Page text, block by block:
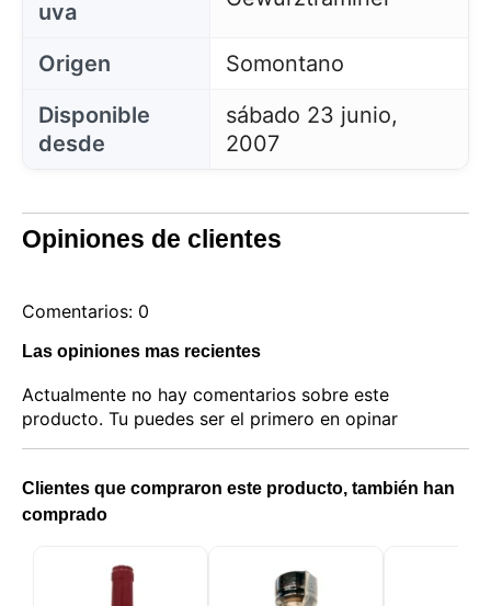
uva
Origen
Somontano
Disponible
desde
sábado 23 junio,
2007
Opiniones de clientes
Comentarios: 0
Las opiniones mas recientes
Actualmente no hay comentarios sobre este
producto. Tu puedes ser el primero en opinar
Clientes que compraron este producto, también han
comprado
eligiendo aceptar solo las cookies necesarias.